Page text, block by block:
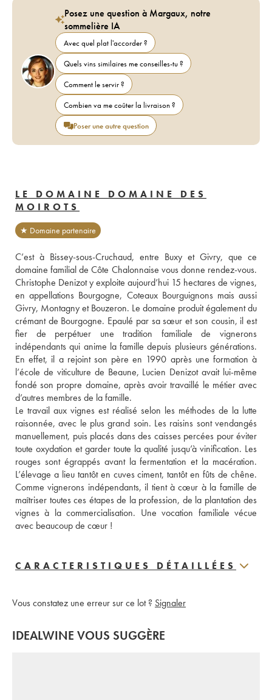
Posez une question à Margaux, notre
sommelière IA
Avec quel plat l'accorder ?
Quels vins similaires me conseilles-tu ?
Comment le servir ?
Combien va me coûter la livraison ?
Poser une autre question
LE DOMAINE DOMAINE DES
MOIROTS
★ Domaine partenaire
C’est à Bissey-sous-Cruchaud, entre Buxy et Givry, que ce
domaine familial de Côte Chalonnaise vous donne rendez-vous.
Christophe Denizot y exploite aujourd’hui 15 hectares de vignes,
en appellations Bourgogne, Coteaux Bourguignons mais aussi
Givry, Montagny et Bouzeron. Le domaine produit également du
crémant de Bourgogne. Epaulé par sa sœur et son cousin, il est
fier de perpétuer une tradition familiale de vignerons
indépendants qui anime la famille depuis plusieurs générations.
En effet, il a rejoint son père en 1990 après une formation à
l’école de viticulture de Beaune, Lucien Denizot avait lui-même
fondé son propre domaine, après avoir travaillé le métier avec
d’autres membres de la famille.
Le travail aux vignes est réalisé selon les méthodes de la lutte
raisonnée, avec le plus grand soin. Les raisins sont vendangés
manuellement, puis placés dans des caisses percées pour éviter
toute oxydation et garder toute la qualité jusqu’à vinification. Les
rouges sont égrappés avant la fermentation et la macération.
L’élevage a lieu tantôt en cuves ciment, tantôt en fûts de chêne.
Comme vignerons indépendants, il tient à cœur à la famille de
maîtriser toutes ces étapes de la profession, de la plantation des
vignes à la commercialisation. Une vocation familiale vécue
CARACTERISTIQUES DÉTAILLÉES
Vous constatez une erreur sur ce lot ? Signaler
IDEALWINE VOUS SUGGÈRE